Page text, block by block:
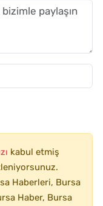
kabul etmiş
Haberleri, Bursa
Haber, Bursa